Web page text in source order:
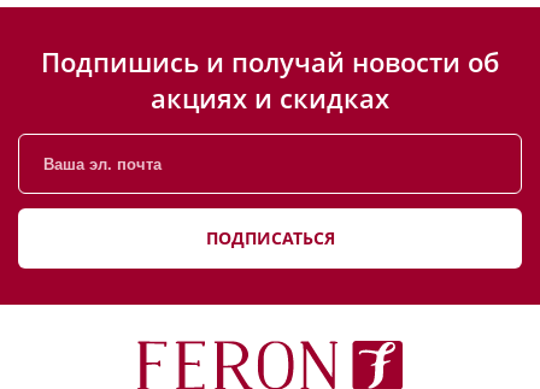
Подпишись и получай новости об
акциях и скидках
ПОДПИСАТЬСЯ